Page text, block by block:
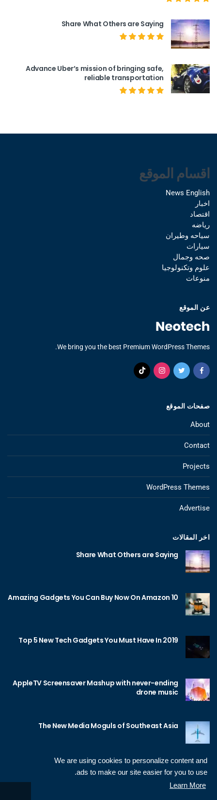
We are using cookies to personalize content and
ads to make our site easier for you to use.
Learn More
Share What Others are Saying
Advance Uber’s mission of bringing safe,
reliable transportation
اقسام الموقع
News English
اخبار
اقتصاد
رياضه
سياحه وطيران
سيارات
صحه وجمال
علوم وتكنولوجيا
منوعات
عن الموقع
We bring you the best Premium WordPress Themes.
صفحات الموقع
About
Contact
Projects
WordPress Themes
Advertise
اخر المقالات
Share What Others are Saying
10 Amazing Gadgets You Can Buy Now On Amazon
Top 5 New Tech Gadgets You Must Have In 2019
AppleTV Screensaver Mashup with never-ending
drone music
The New Media Moguls of Southeast Asia